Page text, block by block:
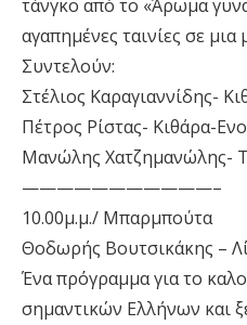
τάνγκο από το «Άρωμα
αγαπημένες ταινίες σε
Συντελούν:
Στέλιος Καραγιαννίδης-
Πέτρος Ρίστας- Κιθάρα-
Μανώλης Χατζημανώλης-
———————————–
10.00μ.μ./ Μπαρμπούτα
Θοδωρής Βουτσικάκης –
Ένα πρόγραμμα για το
σημαντικών Ελλήνων και